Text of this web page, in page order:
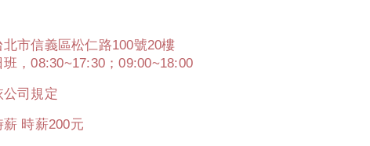
北市信義區松仁路100號20樓
班，08:30~17:30；09:00~18:00
公司規定
薪 時薪200元